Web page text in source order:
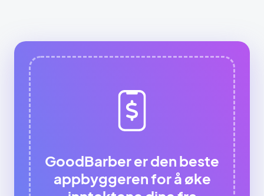
GoodBarber er den beste
appbyggeren for å øke